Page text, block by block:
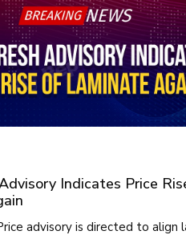
Indicates Price
advisory is directed to align